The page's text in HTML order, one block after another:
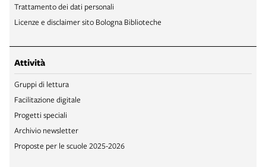
Trattamento dei dati personali
Licenze e disclaimer sito Bologna Biblioteche
Attività
Gruppi di lettura
Facilitazione digitale
Progetti speciali
Archivio newsletter
Proposte per le scuole 2025-2026